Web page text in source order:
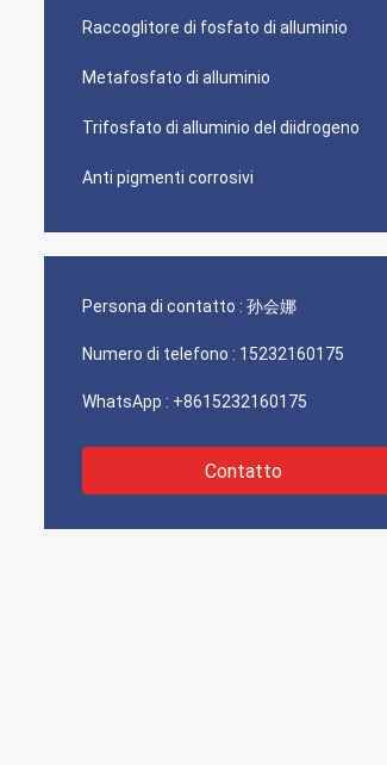
Raccoglitore di fosfato di alluminio
Metafosfato di alluminio
Trifosfato di alluminio del diidrogeno
Anti pigmenti corrosivi
Persona di contatto : 孙会娜
Numero di telefono : 15232160175
WhatsApp : +8615232160175
Contatto